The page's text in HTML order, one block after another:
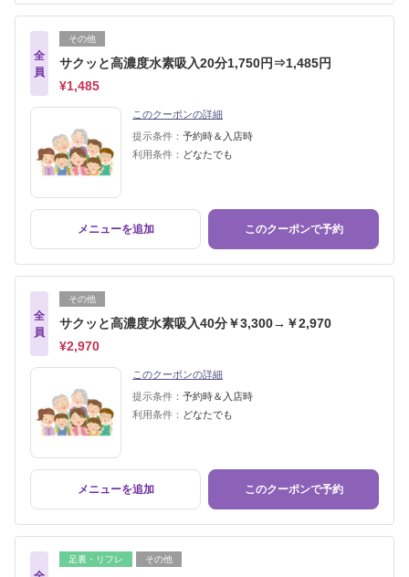
全
員
その他
サクッと高濃度水素吸入20分1,750円⇒1,485円
¥1,485
このクーポンの詳細
提示条件： 予約時＆入店時
利用条件： どなたでも
メニューを追加 このクーポンで予約
全
員
その他
サクッと高濃度水素吸入40分￥3,300→￥2,970
¥2,970
このクーポンの詳細
提示条件： 予約時＆入店時
利用条件： どなたでも
メニューを追加 このクーポンで予約
足裏・リフレ その他